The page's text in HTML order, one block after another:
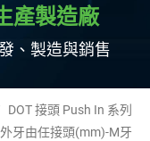
產製造廠
、製造與銷售
DOT 接頭 Push In 系列
外牙由任接頭(mm)-M牙